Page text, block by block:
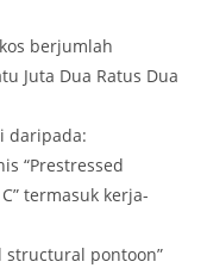
berjumlah
Juta Dua Ratus Dua
daripada:
“Prestressed
termasuk kerja-
structural pontoon”